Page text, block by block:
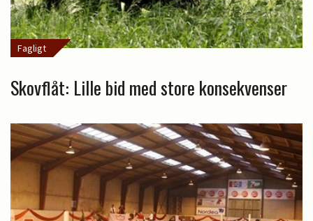
Fagligt
Skovflåt: Lille bid med store konsekvenser